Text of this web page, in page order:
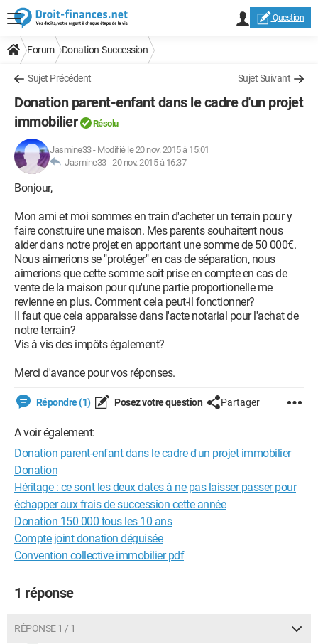
Question
Forum Donation-Succession
Sujet Précédent Sujet Suivant
Donation parent-enfant dans le cadre d'un projet
immobilier
Résolu
Jasmine33- Modifié le 20 nov. 2015 à 15:01
Jasmine33 -20 nov. 2015 à 16:37
Bonjour,
Mon ami et moi sommes en train d'acheter un terrain pour y
faire construire une maison. Mes parents souhaitent nous
aider dans notre projet en apportant une somme de 50 000€.
Nous aimerions se "protéger" en cas de séparation, nous
aimerions que cette somme soit prise en compte en cas de
vente de la maison pour qu'une partie proportionelle me
revienne en plus. Comment cela peut-il fonctionner?
Il faut que cela apparaisse dans l'acte notarial pour l'achat de
notre terrain?
Vis à vis des impôts également?
Merci d'avance pour vos réponses.
Répondre (1) Posez votre question Partager
A voir également:
Donation parent-enfant dans le cadre d'un projet immobilier
Donation
Héritage : ce sont les deux dates à ne pas laisser passer pour
échapper aux frais de succession cette année
Donation 150 000 tous les 10 ans
Compte joint donation déguisée
Convention collective immobilier pdf
1 réponse
RÉPONSE 1 / 1